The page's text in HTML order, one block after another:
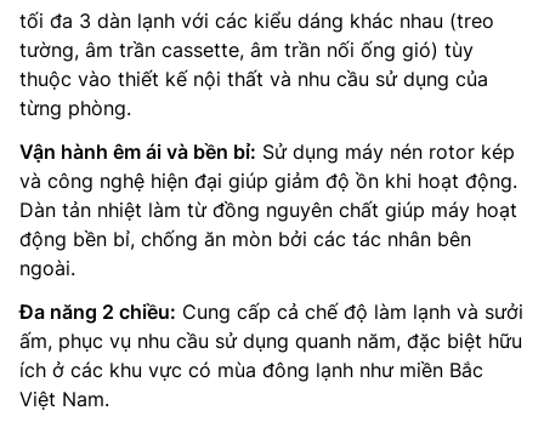
tối đa 3 dàn lạnh với các kiểu dáng khác nhau (treo
tường, âm trần cassette, âm trần nối ống gió) tùy
thuộc vào thiết kế nội thất và nhu cầu sử dụng của
từng phòng.
Vận hành êm ái và bền bỉ: Sử dụng máy nén rotor kép
và công nghệ hiện đại giúp giảm độ ồn khi hoạt động.
Dàn tản nhiệt làm từ đồng nguyên chất giúp máy hoạt
động bền bỉ, chống ăn mòn bởi các tác nhân bên
ngoài.
Đa năng 2 chiều: Cung cấp cả chế độ làm lạnh và sưởi
ấm, phục vụ nhu cầu sử dụng quanh năm, đặc biệt hữu
ích ở các khu vực có mùa đông lạnh như miền Bắc
Việt Nam.